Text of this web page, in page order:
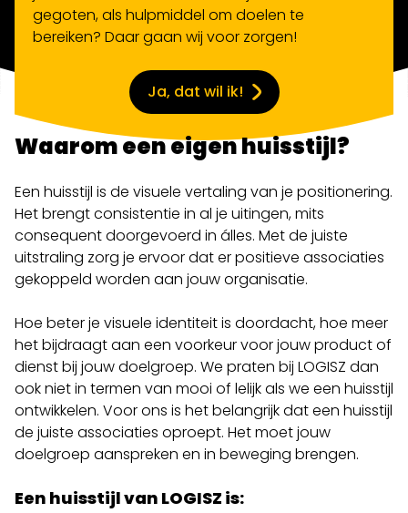
gegoten, als hulpmiddel om doelen te
bereiken? Daar gaan wij voor zorgen!
Ja, dat wil ik!
Waarom een eigen huisstijl?
Een huisstijl is de visuele vertaling van je positionering.
Het brengt consistentie in al je uitingen, mits
consequent doorgevoerd in álles. Met de juiste
uitstraling zorg je ervoor dat er positieve associaties
gekoppeld worden aan jouw organisatie.
Hoe beter je visuele identiteit is doordacht, hoe meer
het bijdraagt aan een voorkeur voor jouw product of
dienst bij jouw doelgroep. We praten bij LOGISZ dan
ook niet in termen van mooi of lelijk als we een huisstijl
ontwikkelen. Voor ons is het belangrijk dat een huisstijl
de juiste associaties oproept. Het moet jouw
doelgroep aanspreken en in beweging brengen.
Een huisstijl van LOGISZ is: